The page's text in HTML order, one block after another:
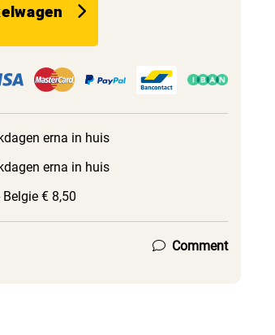
erna in huis
erna in huis
€ 8,50
Comment